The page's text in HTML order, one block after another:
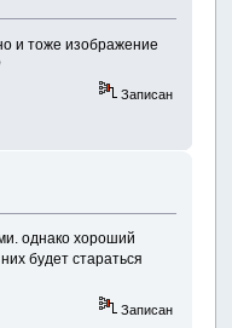
и тоже изображение
Записан
однако хороший
будет стараться
Записан